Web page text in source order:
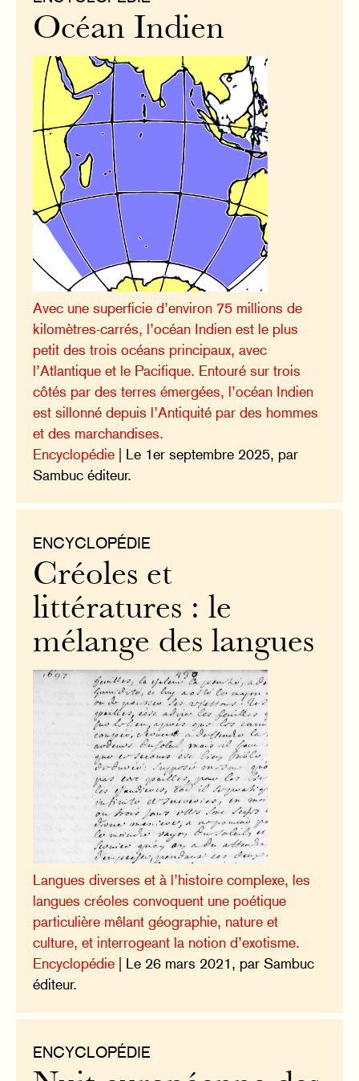
Océan Indien
Avec une superficie d’environ 75 millions de
kilomètres-carrés, l’océan Indien est le plus
petit des trois océans principaux, avec
l’Atlantique et le Pacifique. Entouré sur trois
côtés par des terres émergées, l’océan Indien
est sillonné depuis l’Antiquité par des hommes
et des marchandises.
Encyclopédie | Le 1er septembre 2025, par
Sambuc éditeur.
ENCYCLOPÉDIE
Créoles et
littératures : le
mélange des langues
Langues diverses et à l’histoire complexe, les
langues créoles convoquent une poétique
particulière mêlant géographie, nature et
culture, et interrogeant la notion d’exotisme.
Encyclopédie | Le 26 mars 2021, par Sambuc
éditeur.
ENCYCLOPÉDIE